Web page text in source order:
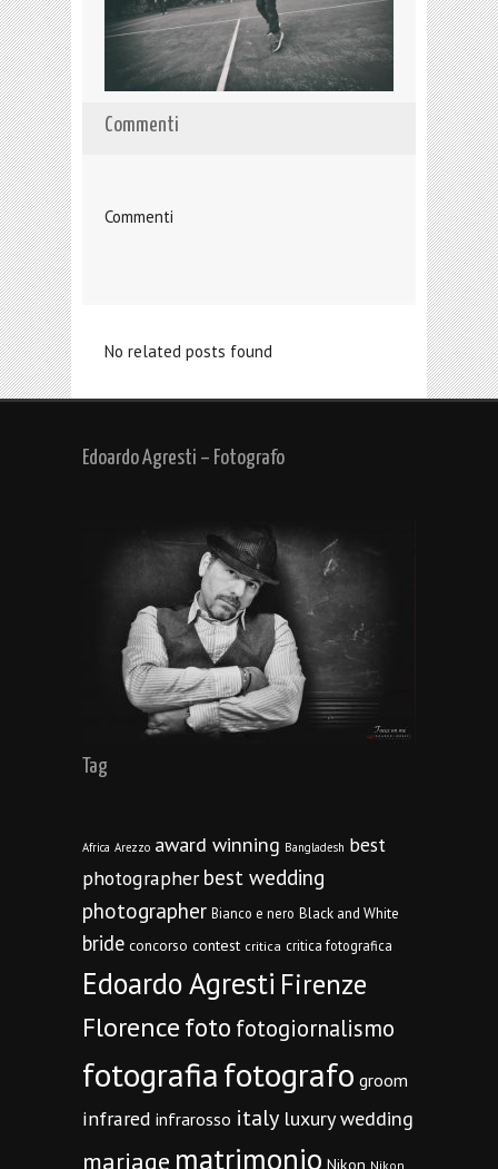
Commenti
Commenti
No related posts found
Edoardo Agresti – Fotografo
Tag
Africa Arezzo award winning Bangladesh best
photographer best wedding
photographer Bianco e nero Black and White
bride concorso contest critica critica fotografica
Edoardo Agresti Firenze
Florencefoto fotogiornalismo
fotografiafotografo groom
infrared infrarosso italy luxury wedding
mariage matrimonio Nikon Nikon